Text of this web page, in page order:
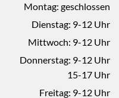
Montag: geschlossen
Dienstag: 9-12 Uhr
Mittwoch: 9-12 Uhr
Donnerstag: 9-12 Uhr
15-17 Uhr
Freitag: 9-12 Uhr